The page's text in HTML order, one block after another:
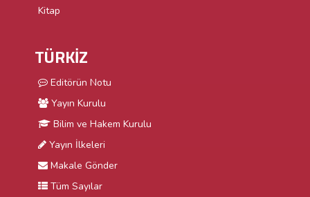
Kitap
TÜRKİZ
Editörün Notu
Yayın Kurulu
Bilim ve Hakem Kurulu
Yayın İlkeleri
Makale Gönder
Tüm Sayılar